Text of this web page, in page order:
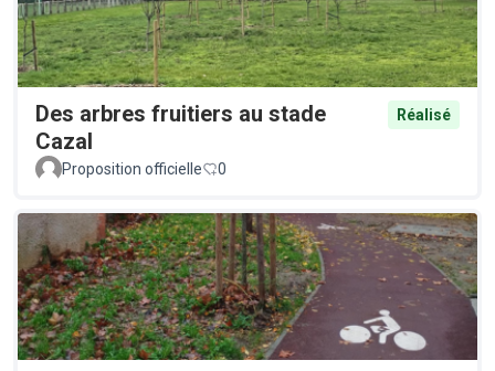
Des arbres fruitiers au stade
Cazal
Réalisé
Proposition officielle 0